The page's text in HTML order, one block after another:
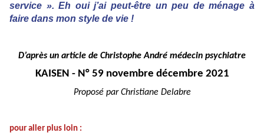
service ». Eh oui j’ai peut-être un peu de ménage à
faire dans mon style de vie !
D’après un article de Christophe André médecin psychiatre
KAISEN - N° 59 novembre décembre 2021
Proposé par Christiane Delabre
pour aller plus loin :